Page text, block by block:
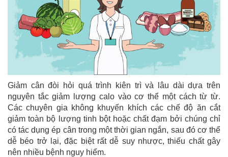
Giảm cân đòi hỏi quá trình kiên trì và lâu dài dựa trên
nguyên tắc giảm lượng calo vào cơ thể một cách từ từ.
Các chuyên gia không khuyến khích các chế độ ăn cắt
giảm toàn bộ lượng tinh bột hoặc chất đạm bởi chúng chỉ
có tác dụng ép cân trong một thời gian ngắn, sau đó cơ thể
dễ béo trở lại, đặc biệt rất dễ suy nhược, thiếu chất gây
nên nhiều bệnh nguy hiểm.